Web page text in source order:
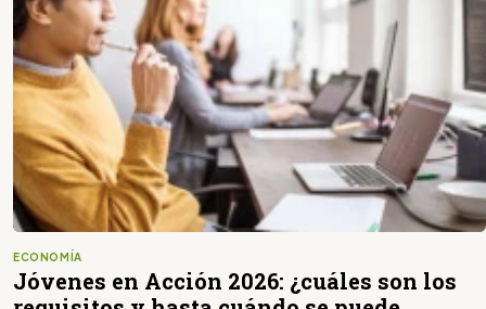
ECONOMÍA
Jóvenes en Acción 2026: ¿cuáles son los